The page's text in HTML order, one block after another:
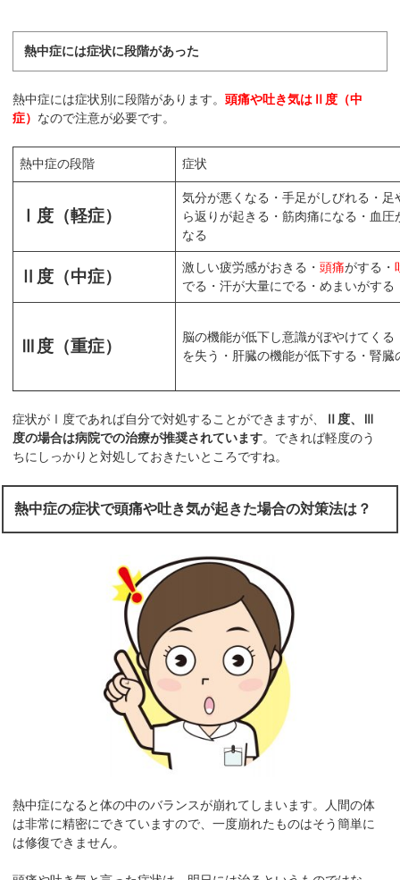
熱中症には症状に段階があった
熱中症には症状別に段階があります。頭痛や吐き気はⅡ度（中
症） なので注意が必要です。
熱中症の段階 症状
Ⅰ度（軽症）
気分が悪くなる・手足がしびれる・
ら返りが起きる・筋肉痛になる・血
なる
Ⅱ度（中症） 激しい疲労感がおきる・頭痛がする・
でる・汗が大量にでる・めまいがする
Ⅲ度（重症）
脳の機能が低下し意識がぼやけてく
を失う・肝臓の機能が低下する・腎臓
症状がⅠ度であれば自分で対処することができますが、
Ⅱ度、Ⅲ
度の場合は病院での治療が推奨されています。できれば軽度のう
ちにしっかりと対処しておきたいところですね。
熱中症の症状で頭痛や吐き気が起きた場合の対策法は？
熱中症になると体の中のバランスが崩れてしまいます。人間の体
は非常に精密にできていますので、一度崩れたものはそう簡単に
は修復できません。